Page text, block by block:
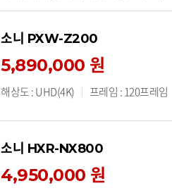
소니 PXW-Z200
5,890,000 원
해상도 : UHD(4K) 프레임 : 120프레임
소니 HXR-NX800
4,950,000 원